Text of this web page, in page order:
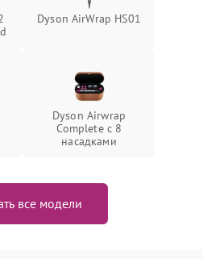
Dyson AirWrap HS01
Dyson Airwrap
Complete с 8
насадками
все модели